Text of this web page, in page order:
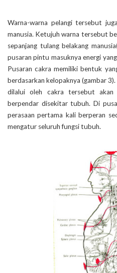
Warna-warna pelangi tersebut
manusia. Ketujuh warna tersebut
sepanjang tulang belakang
pusaran pintu masuknya energi
Pusaran cakra memiliki bentuk
berdasarkan kelopaknya (gambar
dilalui oleh cakra tersebut akan
berpendar disekitar tubuh. Di
perasaan pertama kali berperan
mengatur seluruh fungsi tubuh.